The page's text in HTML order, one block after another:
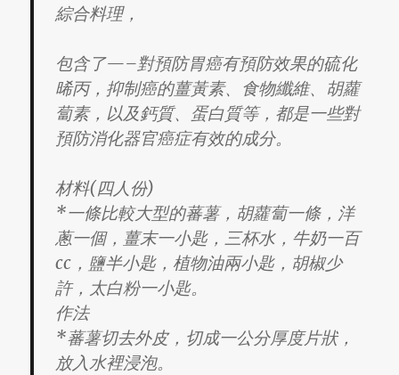
綜合料理，
包含了—–對預防胃癌有預防效果的硫化
晞丙，抑制癌的薑黃素、食物纖維、胡蘿
蔔素，以及鈣質、蛋白質等，都是一些對
預防消化器官癌症有效的成分。
材料(四人份)
*一條比較大型的蕃薯，胡蘿蔔一條，洋
蔥一個，薑末一小匙，三杯水，牛奶一百
cc，鹽半小匙，植物油兩小匙，胡椒少
許，太白粉一小匙。
作法
*蕃薯切去外皮，切成一公分厚度片狀，
放入水裡浸泡。